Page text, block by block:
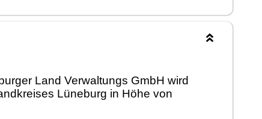
Land Verwaltungs GmbH wird
Lüneburg in Höhe von